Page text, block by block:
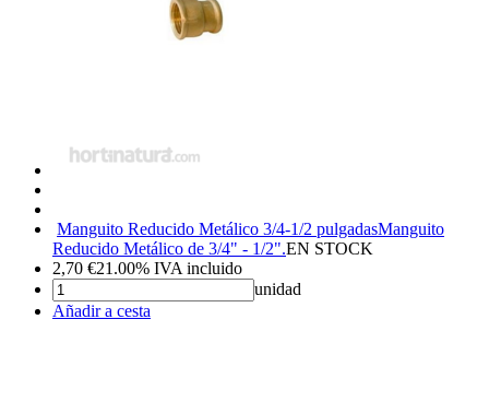
Manguito Reducido Metálico 3/4-1/2 pulgadasManguito
Reducido Metálico de 3/4" - 1/2".EN STOCK
2,70 €21.00% IVA incluido
unidad
Añadir a cesta